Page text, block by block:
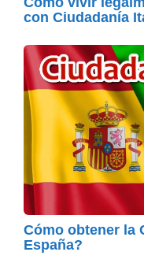
con Ciudadanía
Cómo obtener la
España?